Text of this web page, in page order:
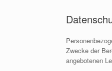
Zwecke der
angebotenen